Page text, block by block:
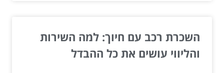
השכרת רכב עם חיוך: למה השירות
והליווי עושים את כל ההבדל